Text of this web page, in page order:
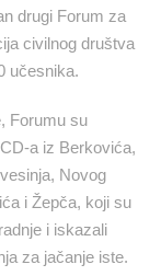
drugi Forum za
civilnog društva
učesnika.
Forumu su
a iz Berkovića,
Novog
i Žepča, koji su
i iskazali
za jačanje iste.